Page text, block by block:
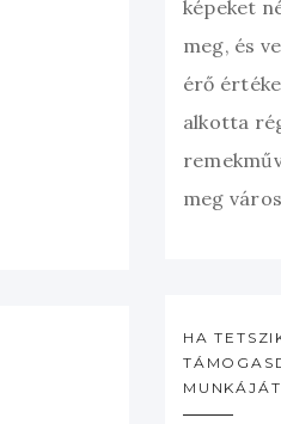
képeket
meg, és
érő
alkotta
meg
HA
MUNKÁJÁT